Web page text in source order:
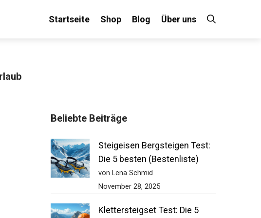
Startseite Shop Blog Über uns
Beliebte Beiträge
Steigeisen Bergsteigen Test:
Die 5 besten (Bestenliste)
von Lena Schmid
November 28, 2025
Klettersteigset Test: Die 5